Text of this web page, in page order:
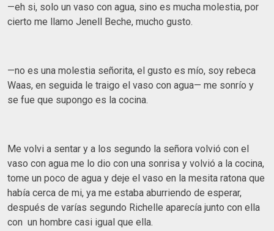
—eh si, solo un vaso con agua, sino es mucha molestia, por
cierto me llamo Jenell Beche, mucho gusto.
—no es una molestia señorita, el gusto es mío, soy rebeca
Waas, en seguida le traigo el vaso con agua— me sonrío y
se fue que supongo es la cocina.
Me volvi a sentar y a los segundo la señora volvió con el
vaso con agua me lo dio con una sonrisa y volvió a la cocina,
tome un poco de agua y deje el vaso en la mesita ratona que
había cerca de mi, ya me estaba aburriendo de esperar,
después de varías segundo Richelle aparecía junto con ella
con un hombre casi igual que ella.